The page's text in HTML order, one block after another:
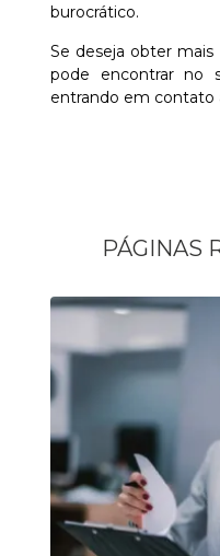
burocrático.
Se deseja obter
pode encontrar no
entrando em contato
PÁGINAS